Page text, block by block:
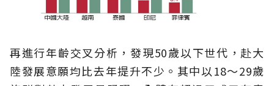
再進行年齡交叉分析，發現50歲以下世代，赴大
陸發展意願均比去年提升不少。其中以18～29歲